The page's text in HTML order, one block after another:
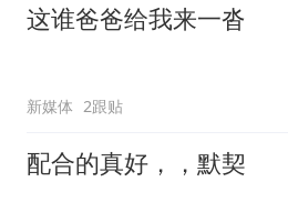
这谁爸爸给我来一沓
新媒体 2跟贴
配合的真好，，默契